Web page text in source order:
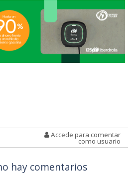
Accede para comentar
como usuario
hay comentarios